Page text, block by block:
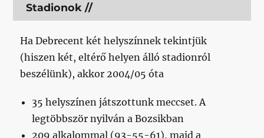
Stadionok //
Ha Debrecent két helyszínnek tekintjük
(hiszen két, eltérő helyen álló stadionról
beszélünk), akkor 2004/05 óta
35 helyszínen játszottunk meccset. A
legtöbbször nyilván a Bozsikban
209 alkalommal (93-55-61), majd a